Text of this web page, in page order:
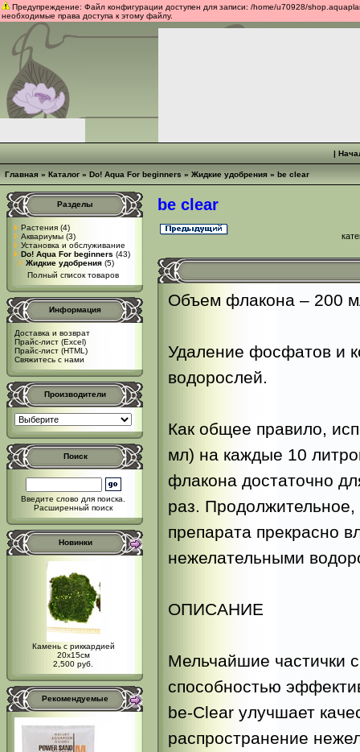
Предупреждение: Файл конфигурации доступен для записи: /home/u70928/
необходимые права доступа к этому файлу.
|
Главная » Каталог » Do! Aqua For beginners » Жидкие удобрения » be clear
Разделы
Растения (4)
Аквариумы (3)
Установка и обслуживание
Do! Aqua For beginners (43)
Жидкие удобрения (5)
Полный список товаров
Информация
Доставка и возврат
Прайс-лист (Excel)
Прайс-лист (HTML)
Свяжитесь с нами
Производители
Поиск
Введите слово для поиска.
Расширенный поиск
Новинки
Камень с риккардией
20x15см
2,500 руб.
Рекомендуемые
be clear
Объем флакона – 200
Удаление фосфатов и
водорослей.
Как общее правило,
мл) на каждые 10
флакона достаточно
раз.
препарата прекрасно
нежелательными
ОПИСАНИЕ
Мельчайшие частички
способностью
be-Clear улучшает
распространение